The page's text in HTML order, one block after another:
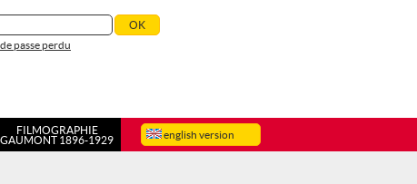
passe perdu
english version
FILMOGRAPHIE
GAUMONT 1896-1929